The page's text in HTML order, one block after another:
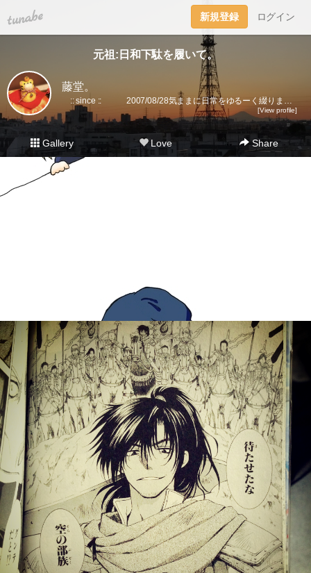
tuna.be 新規登録 ログイン
元祖:日和下駄を履いて。
藤堂。
:: since :: 2007/08/28気ままに日常をゆるーく綴ります。▼趣味丸出し。▼トラベラーズノート愛好家。 →書籍に一部載せていただきました★(奇跡)▼小さいノート活用術▼FLEXNOTEも活用しています。▼他、手帳・文房具大好き。▼2018に都内→田舎に移住。▼プラ板・レジン・手芸などハンドメイドをたまに▼メインはインスタです。
[View profile]
Gallery Love Share